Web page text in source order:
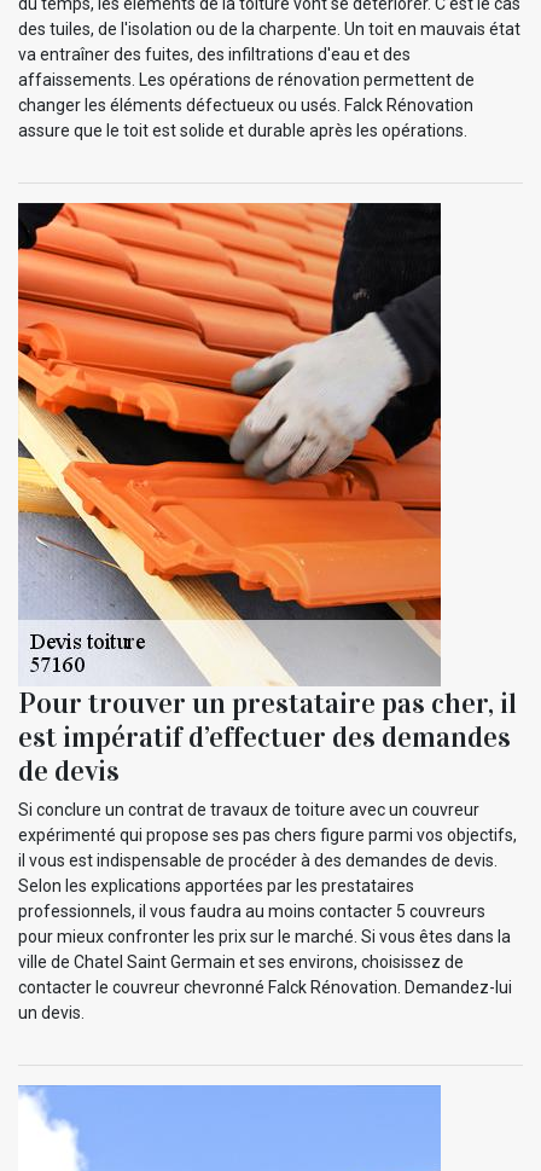
du temps, les éléments de la toiture vont se détériorer. C'est le cas
des tuiles, de l'isolation ou de la charpente. Un toit en mauvais état
va entraîner des fuites, des infiltrations d'eau et des
affaissements. Les opérations de rénovation permettent de
changer les éléments défectueux ou usés. Falck Rénovation
assure que le toit est solide et durable après les opérations.
Pour trouver un prestataire pas cher, il
est impératif d’effectuer des demandes
de devis
Si conclure un contrat de travaux de toiture avec un couvreur
expérimenté qui propose ses pas chers figure parmi vos objectifs,
il vous est indispensable de procéder à des demandes de devis.
Selon les explications apportées par les prestataires
professionnels, il vous faudra au moins contacter 5 couvreurs
pour mieux confronter les prix sur le marché. Si vous êtes dans la
ville de Chatel Saint Germain et ses environs, choisissez de
contacter le couvreur chevronné Falck Rénovation. Demandez-lui
un devis.